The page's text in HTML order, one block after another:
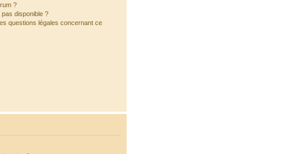
?
pas disponible ?
questions légales concernant ce